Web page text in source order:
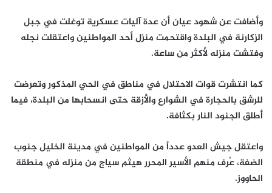
وأضافت عن شهود عيان أن عدة آليات عسكرية توغلت في جبل
الزكارنة في البلدة واقتحمت منزل أحد المواطنين واعتقلت نجله
وفتشت منزله لأكثر من ساعة.
كما انتشرت قوات الاحتلال في مناطق في الحي المذكور وتعرضت
للرشق بالحجارة في الشوارع والأزقة حتى انسحابها من البلدة، فيما
أطلق الجنود النار بكثافة.
واعتقل جيش العدو عدداً من المواطنين في مدينة الخليل جنوب
الضفة، عُرف منهم الأسير المحرر هيثم سياج من منزله في منطقة
الحاووز.